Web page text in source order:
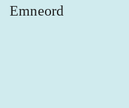
Emneord